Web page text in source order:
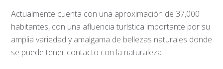
Actualmente cuenta con una aproximación de 37,000
habitantes, con una afluencia turística importante por su
amplia variedad y amalgama de bellezas naturales donde
se puede tener contacto con la naturaleza.